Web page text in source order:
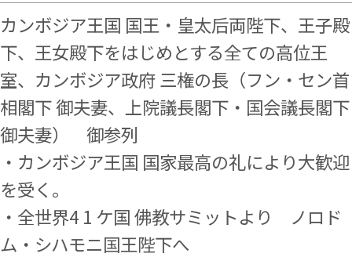
カンボジア王国 国王・皇太后両陛下、王子殿
下、王女殿下をはじめとする全ての高位王
室、カンボジア政府 三権の長（フン・セン首
相閣下 御夫妻、
上院議長閣下・国会議長閣下
御夫妻） 御参列
・カンボジア王国 国家最高の礼により大歓迎
を受く。
・全世界4 1 ケ国 佛教サミットより ノロド
ム・シハモニ国王陛下へ